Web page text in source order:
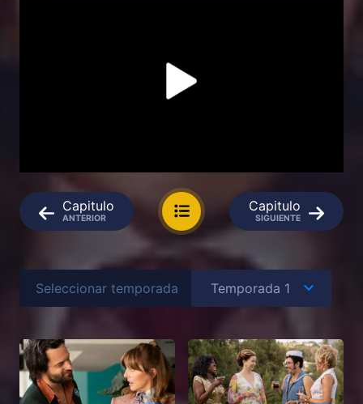
Capitulo
ANTERIOR
Capitulo
SIGUIENTE
Seleccionar temporada